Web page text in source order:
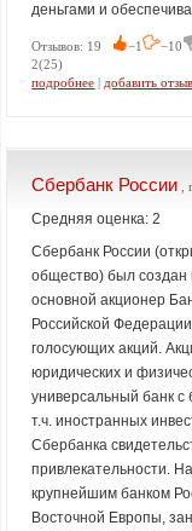
деньгами и
Отзывов: 19 −1 −10
2(25)
подробнее | добавить
Сбербанк России ,
Средняя оценка: 2
Сбербанк России
общество) был создан
основной акционер
Российской
голосующих акций.
юридических и
универсальный банк с
т.ч. иностранных
Сбербанка
привлекательности.
крупнейшим банком
Восточной Европы,